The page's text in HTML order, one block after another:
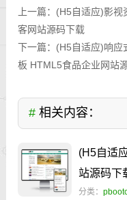
上一篇： (H5自适应)影视
客网站源码下载
下一篇： (H5自适应)响应
板 HTML5食品企业网站
#相关内容：
(H5自适
站源码下
分类：